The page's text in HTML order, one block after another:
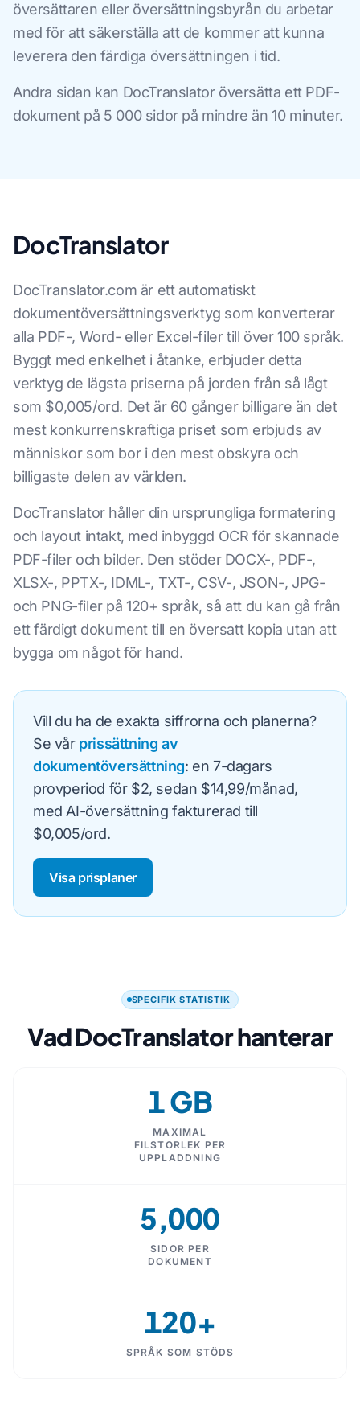
översättaren eller översättningsbyrån du arbetar
med för att säkerställa att de kommer att kunna
leverera den färdiga översättningen i tid.
Andra sidan kan DocTranslator översätta ett PDF-
dokument på 5 000 sidor på mindre än 10 minuter.
DocTranslator
DocTranslator.com är ett automatiskt
dokumentöversättningsverktyg som konverterar
alla PDF-, Word- eller Excel-filer till över 100 språk.
Byggt med enkelhet i åtanke, erbjuder detta
verktyg de lägsta priserna på jorden från så lågt
som $0,005/ord. Det är 60 gånger billigare än det
mest konkurrenskraftiga priset som erbjuds av
människor som bor i den mest obskyra och
billigaste delen av världen.
DocTranslator håller din ursprungliga formatering
och layout intakt, med inbyggd OCR för skannade
PDF-filer och bilder. Den stöder DOCX-, PDF-,
XLSX-, PPTX-, IDML-, TXT-, CSV-, JSON-, JPG-
och PNG-filer på 120+ språk, så att du kan gå från
ett färdigt dokument till en översatt kopia utan att
bygga om något för hand.
Vill du ha de exakta siffrorna och planerna?
Se vår prissättning av
dokumentöversättning: en 7-dagars
provperiod för $2, sedan $14,99/månad,
med AI-översättning fakturerad till
$0,005/ord.
Visa prisplaner
SPECIFIK STATISTIK
Vad DocTranslator hanterar
1 GB
MAXIMAL
FILSTORLEK PER
UPPLADDNING
5,000
SIDOR PER
DOKUMENT
120+
SPRÅK SOM STÖDS